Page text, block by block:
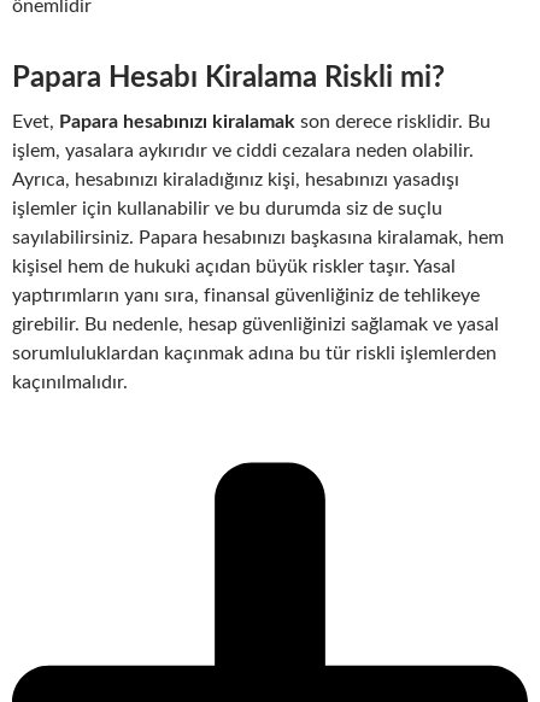
önemlidir
Papara Hesabı Kiralama Riskli mi?
Evet, Papara hesabınızı kiralamak son derece risklidir. Bu
işlem, yasalara aykırıdır ve ciddi cezalara neden olabilir.
Ayrıca, hesabınızı kiraladığınız kişi, hesabınızı yasadışı
işlemler için kullanabilir ve bu durumda siz de suçlu
sayılabilirsiniz. Papara hesabınızı başkasına kiralamak, hem
kişisel hem de hukuki açıdan büyük riskler taşır. Yasal
yaptırımların yanı sıra, finansal güvenliğiniz de tehlikeye
girebilir. Bu nedenle, hesap güvenliğinizi sağlamak ve yasal
sorumluluklardan kaçınmak adına bu tür riskli işlemlerden
kaçınılmalıdır.